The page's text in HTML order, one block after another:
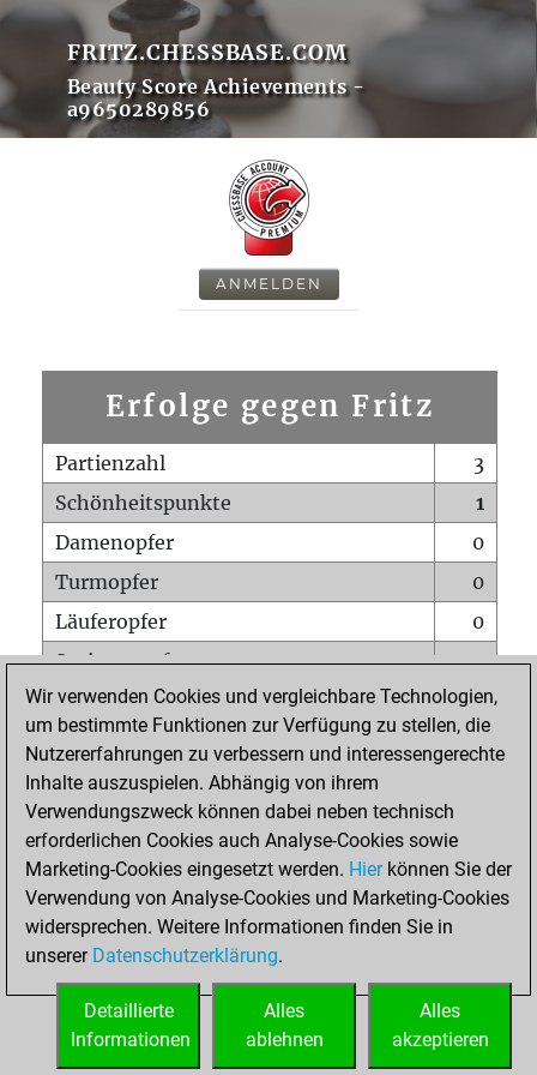
FRITZ.CHESSBASE.COM
Beauty Score Achievements -
a9650289856
ANMELDEN
Erfolge gegen Fritz
Partienzahl
3
Schönheitspunkte
1
Damenopfer
0
Turmopfer
0
Läuferopfer
0
Springeropfer
0
Bauernopfer
0
Matt auf vollem Brett
0
Bauer setzt Matt
Erstickte Matts
Unterverwandlungen
0
Türme auf der siebten
0
STARTSEITE
Wir verwenden Cookies und vergleichbare Technologien,
um bestimmte Funktionen zur Verfügung zu stellen, die
Nutzererfahrungen zu verbessern und interessengerechte
Inhalte auszuspielen. Abhängig von ihrem
Verwendungszweck können dabei neben technisch
erforderlichen Cookies auch Analyse-Cookies sowie
Marketing-Cookies eingesetzt werden. Hierkönnen Sie der
Verwendung von Analyse-Cookies und Marketing-Cookies
widersprechen. Weitere Informationen finden Sie in
unserer Datenschutzerklärung.
Alles
akzeptieren
Alles
ablehnen
Detaillierte
Informationen